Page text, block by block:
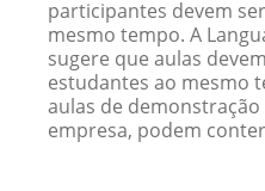
participantes devem
mesmo tempo. A
sugere que aulas
estudantes ao mesmo
aulas de
empresa, podem